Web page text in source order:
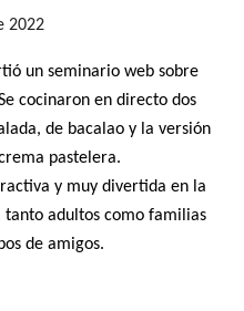
2022
un seminario web sobre
cocinaron en directo dos
de bacalao y la versión
pastelera.
y muy divertida en la
adultos como familias
de amigos.